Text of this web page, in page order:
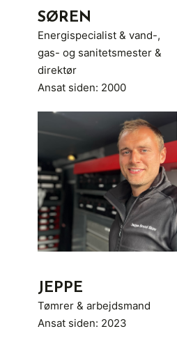
SØREN
Energispecialist & vand-,
gas- og sanitetsmester &
direktør
Ansat siden: 2000
JEPPE
Tømrer & arbejdsmand
Ansat siden: 2023